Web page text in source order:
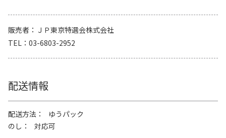
販売者
ＪＰ東京特選会株式会社
TEL
03-6803-2952
配送情報
配送方法
ゆうパック
のし
対応可